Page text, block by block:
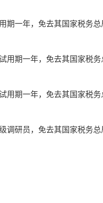
一年，免去其国家税务总
期一年，免去其国家税务
期一年，免去其国家税务
研员，免去其国家税务总